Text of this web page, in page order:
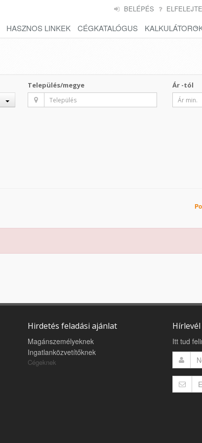
BELÉPÉS
HASZNOS LINKEK CÉGKATALÓGUS
Település/megye Ár -tól
Hirdetés feladási ajánlat
Magánszemélyeknek
Ingatlanközvetítőknek
Cégeknek
Itt tud